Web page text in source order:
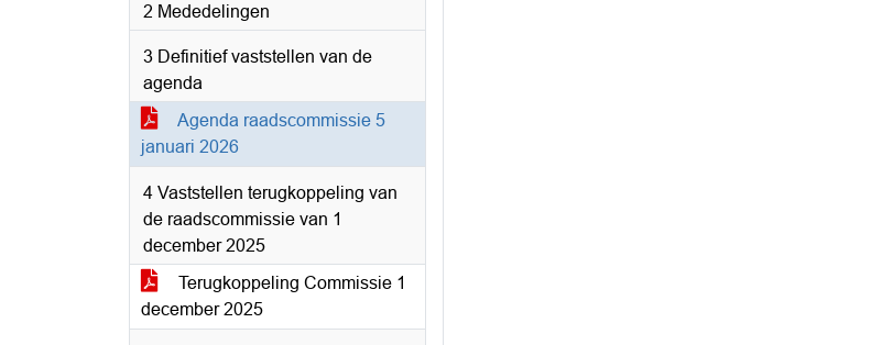
2 Mededelingen
3 Definitief vaststellen van de
agenda
Agenda raadscommissie 5
januari 2026
4 Vaststellen terugkoppeling van
de raadscommissie van 1
december 2025
Terugkoppeling Commissie 1
december 2025